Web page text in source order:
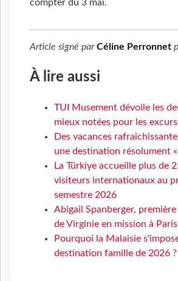
compter du 3 mai.
Article signé parCéline Perronnet
À lire aussi
TUI Musement dévoile les
mieux notées pour les
Des vacances
une destination résolument
La Türkiye accueille plus de
visiteurs internationaux au
semestre 2026
Abigail Spanberger,
de Virginie en mission à Paris
Pourquoi la Malaisie
destination famille de 2026 ?